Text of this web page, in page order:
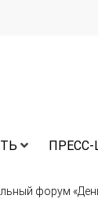
форум